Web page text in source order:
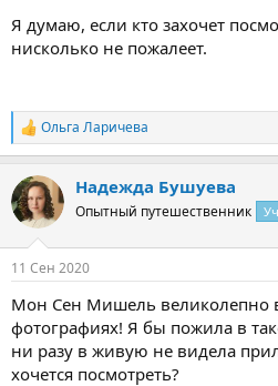
Я думаю, если кто захочет
нисколько не пожалеет.
Р
е
к
ц
и
Ольга Ларичева
Надежда Бушуева
Опытный путешественник
11 Сен 2020
Мон Сен Мишель великолепно
фотографиях! Я бы пожила в
ни разу в живую не видела
хочется посмотреть?